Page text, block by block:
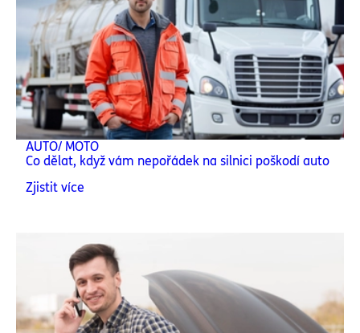
AUTO/ MOTO
Co dělat, když vám nepořádek na silnici poškodí auto
Zjistit více